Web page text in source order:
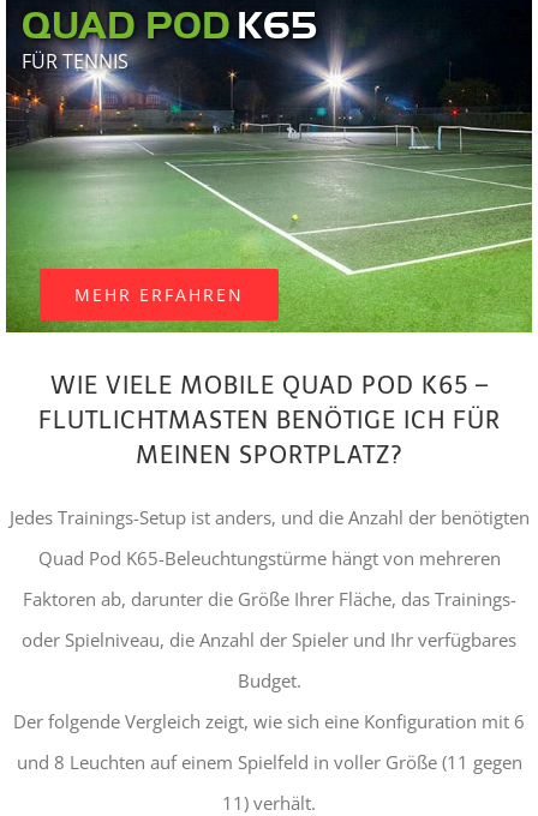
QUAD POD
FÜR TENNIS
MEHR ERFAHREN
WIE VIELE MOBILE QUAD POD K65 –
FLUTLICHTMASTEN BENÖTIGE ICH FÜR
MEINEN SPORTPLATZ?
Jedes Trainings-Setup ist anders, und die Anzahl der benötigten
Quad Pod K65-Beleuchtungstürme hängt von mehreren
Faktoren ab, darunter die Größe Ihrer Fläche, das Trainings-
oder Spielniveau, die Anzahl der Spieler und Ihr verfügbares
Budget.
Der folgende Vergleich zeigt, wie sich eine Konfiguration mit 6
und 8 Leuchten auf einem Spielfeld in voller Größe (11 gegen
11) verhält.